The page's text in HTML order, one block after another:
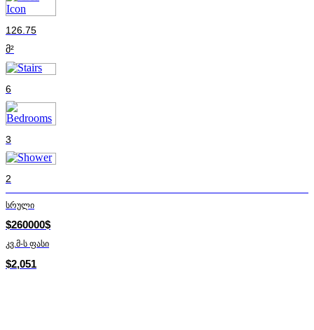
126.75
მ²
6
3
2
სრული
$260000$
კვ.მ-ს ფასი
$2,051